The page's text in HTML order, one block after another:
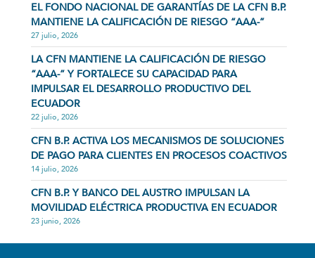
EL FONDO NACIONAL DE GARANTÍAS DE LA CFN B.P.
MANTIENE LA CALIFICACIÓN DE RIESGO “AAA-”
27 julio, 2026
LA CFN MANTIENE LA CALIFICACIÓN DE RIESGO
“AAA-” Y FORTALECE SU CAPACIDAD PARA
IMPULSAR EL DESARROLLO PRODUCTIVO DEL
ECUADOR
22 julio, 2026
CFN B.P. ACTIVA LOS MECANISMOS DE SOLUCIONES
DE PAGO PARA CLIENTES EN PROCESOS COACTIVOS
14 julio, 2026
CFN B.P. Y BANCO DEL AUSTRO IMPULSAN LA
MOVILIDAD ELÉCTRICA PRODUCTIVA EN ECUADOR
23 junio, 2026